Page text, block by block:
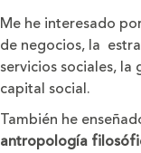
Me he interesado
de negocios, la
servicios sociales,
capital social.
También he
antropología